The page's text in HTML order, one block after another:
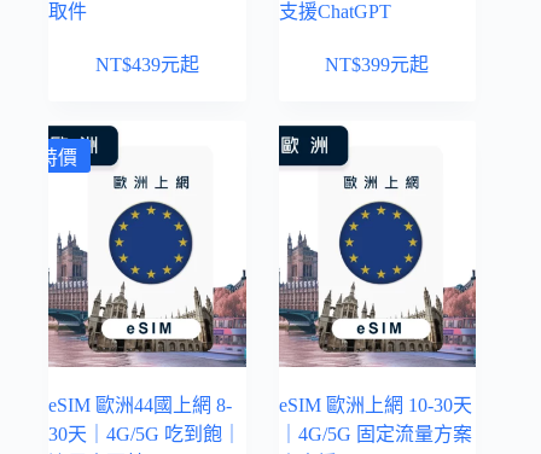
取件
NT$439元起
支援ChatGPT
NT$399元起
特價
eSIM 歐洲44國上網 8-
30天｜4G/5G 吃到飽｜
eSIM 歐洲上網 10-30天
｜4G/5G 固定流量方案